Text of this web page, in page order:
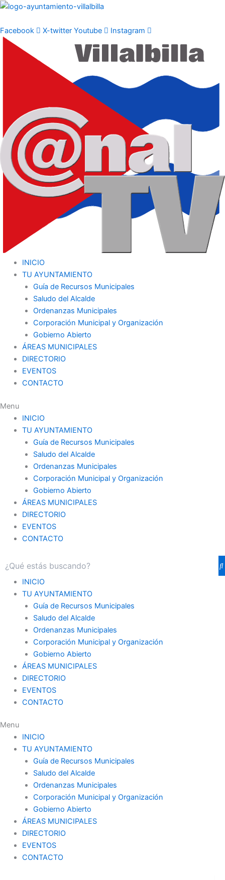
Ir
contenido
Facebook X-twitter Youtube Instagram
INICIO
TU AYUNTAMIENTO
Guía de Recursos Municipales
Saludo del Alcalde
Ordenanzas Municipales
Corporación Municipal y Organización
Gobierno Abierto
ÁREAS MUNICIPALES
DIRECTORIO
EVENTOS
CONTACTO
Menu
INICIO
TU AYUNTAMIENTO
Guía de Recursos Municipales
Saludo del Alcalde
Ordenanzas Municipales
Corporación Municipal y Organización
Gobierno Abierto
ÁREAS MUNICIPALES
DIRECTORIO
EVENTOS
CONTACTO
INICIO
TU AYUNTAMIENTO
Guía de Recursos Municipales
Saludo del Alcalde
Ordenanzas Municipales
Corporación Municipal y Organización
Gobierno Abierto
ÁREAS MUNICIPALES
DIRECTORIO
EVENTOS
CONTACTO
Menu
INICIO
TU AYUNTAMIENTO
Guía de Recursos Municipales
Saludo del Alcalde
Ordenanzas Municipales
Corporación Municipal y Organización
Gobierno Abierto
ÁREAS MUNICIPALES
DIRECTORIO
EVENTOS
CONTACTO